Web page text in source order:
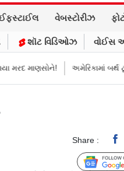
વેબસ્ટોરીઝ
શૉટ વિડિઓઝ વોઈસ
અમેરિકામાં બર્થ ટૂરિઝમ પર
Share :